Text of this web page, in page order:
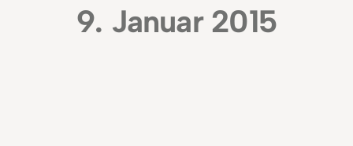
9. Januar 2015